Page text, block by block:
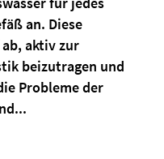
an. Diese
aktiv zur
beizutragen und
Probleme der